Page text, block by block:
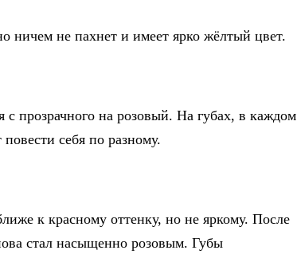
ничем не пахнет и имеет ярко жёлтый цвет.
с прозрачного на розовый. На губах, в каждом
себя по разному.
к красному оттенку, но не яркому. После
стал насыщенно розовым. Губы